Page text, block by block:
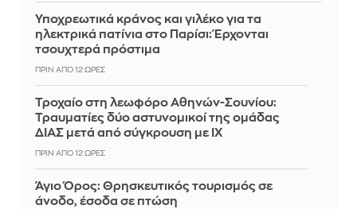
Υποχρεωτικά κράνος και γιλέκο για τα
ηλεκτρικά πατίνια στο Παρίσι: Έρχονται
τσουχτερά πρόστιμα
ΠΡΙΝ ΑΠΌ 12 ΏΡΕΣ
Τροχαίο στη λεωφόρο Αθηνών-Σουνίου:
Τραυματίες δύο αστυνομικοί της ομάδας
ΔΙΑΣ μετά από σύγκρουση με ΙΧ
ΠΡΙΝ ΑΠΌ 12 ΏΡΕΣ
Άγιο Όρος: Θρησκευτικός τουρισμός σε
άνοδο, έσοδα σε πτώση